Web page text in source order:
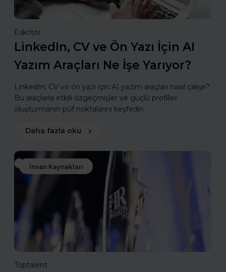
Eskritor
LinkedIn, CV ve Ön Yazı İçin AI
Yazım Araçları Ne İşe Yarıyor?
LinkedIn, CV ve ön yazı için AI yazım araçları nasıl çalışır?
Bu araçlarla etkili özgeçmişler ve güçlü profiller
oluşturmanın püf noktalarını keşfedin.
Daha fazla oku
İnsan Kaynakları
Toptalent